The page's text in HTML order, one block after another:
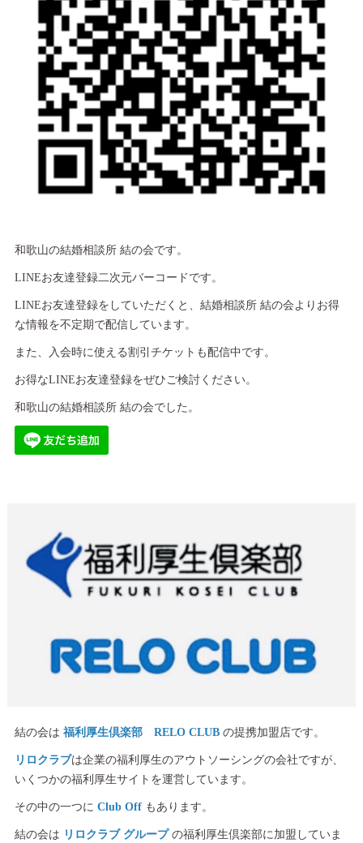
和歌山の結婚相談所 結の会です。
LINEお友達登録二次元バーコードです。
LINEお友達登録をしていただくと、結婚相談所 結の会よりお得
な情報を不定期で配信しています。
また、入会時に使える割引チケットも配信中です。
お得なLINEお友達登録をぜひご検討ください。
和歌山の結婚相談所 結の会でした。
結の会は 福利厚生倶楽部 RELO CLUBの提携加盟店です。
リロクラブは企業の福利厚生のアウトソーシングの会社ですが、
いくつかの福利厚生サイトを運営しています。
その中の一つに Club Offもあります。
結の会は リロクラブ グループ の福利厚生倶楽部に加盟していま